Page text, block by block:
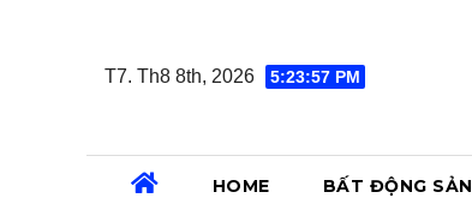
T7. Th8 8th, 2026 5:23:58 PM
HOME BẤT ĐỘNG SẢN